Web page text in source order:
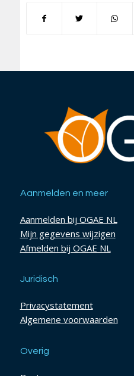
Aanmelden en meer
Aanmelden bij OGAE NL
Mijn gegevens wijzigen
Afmelden bij OGAE NL
Juridisch
Privacystatement
Algemene voorwaarden
Overig